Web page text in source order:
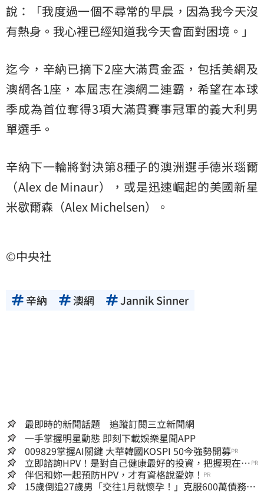
說：「我度過一個不尋常的早晨，因為我今天沒
有熱身。我心裡已經知道我今天會面對困境。」
迄今，辛納已摘下2座大滿貫金盃，包括美網及
澳網各1座，本屆志在澳網二連霸，希望在本球
季成為首位奪得3項大滿貫賽事冠軍的義大利男
單選手。
辛納下一輪將對決第8種子的澳洲選手德米瑙爾
（Alex de Minaur），或是迅速崛起的美國新星
米歇爾森（Alex Michelsen）。
©中央社
辛納 澳網 Jannik Sinner
最即時的新聞話題 追蹤訂閱三立新聞網
一手掌握明星動態 即刻下載娛樂星聞APP
009829掌握AI關鍵 大華韓國KOSPI 50今強勢開募PR
立即諮詢HPV！是對自己健康最好的投資，把握現在不
嫌晚！
PR
伴侶和妳一起預防HPV，才有資格說愛妳！ PR
15歲倒追27歲男「交往1月就懷孕！」克服600萬債務